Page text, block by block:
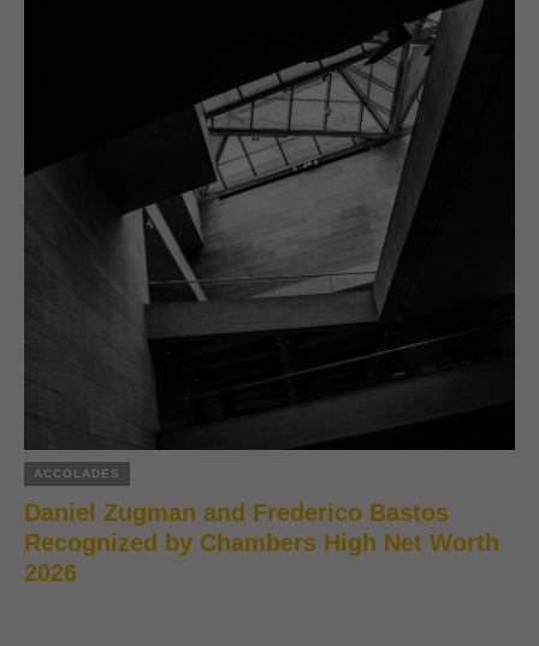
ACCOLADES
Daniel Zugman and Frederico Bastos
Recognized by Chambers High Net Worth
2026